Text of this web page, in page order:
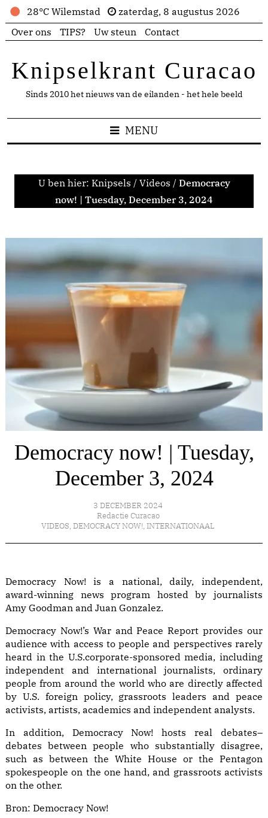
28°C Wilemstad
zaterdag, 8 augustus 2026
Over ons
TIPS? Uw steun Contact
Knipselkrant Curacao
Sinds 2010 het nieuws van de eilanden - het hele beeld
MENU
U ben hier: Knipsels / Videos / Democracy
now! | Tuesday, December 3, 2024
Democracy now! | Tuesday,
December 3, 2024
3 DECEMBER 2024
Redactie Curacao
VIDEOS, DEMOCRACY NOW!, INTERNATIONAAL
Democracy Now! is a national, daily, independent,
award-winning news program hosted by journalists
Amy Goodman and Juan Gonzalez.
Democracy Now!’s War and Peace Report provides our
audience with access to people and perspectives rarely
heard in the U.S.corporate-sponsored media, including
independent and international journalists, ordinary
people from around the world who are directly affected
by U.S. foreign policy, grassroots leaders and peace
activists, artists, academics and independent analysts.
In addition, Democracy Now! hosts real debates–
debates between people who substantially disagree,
such as between the White House or the Pentagon
spokespeople on the one hand, and grassroots activists
on the other.
Bron: Democracy Now!